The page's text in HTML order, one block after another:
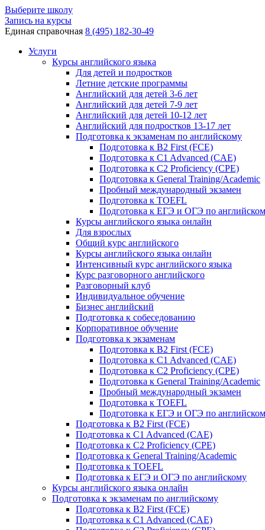
Выберите школу
Запись на курсы
Единая справочная 8 (495) 182-30-49
Услуги
Курсы английского языка
Для детей и подростков
Летние детские программы
Английский для детей 3-6 лет
Английский для детей 7-9 лет
Английский для детей 10-12 лет
Английский для подростков 13-17 лет
Подготовка к экзаменам по английскому
Подготовка к B2 First (FCE)
Подготовка к C1 Advanced (CAE)
Подготовка к C2 Proficiency (CPE)
Подготовка к General Training/Academic
Пробный международный экзамен
Подготовка к TOEFL
Подготовка к ЕГЭ и ОГЭ по
Курсы английского языка онлайн
Для взрослых
Общий курс английского
Курсы английского языка онлайн
Интенсивный курс английского языка
Курс разговорного английского
Разговорный клуб
Индивидуальное обучение
Бизнес английский
Подготовка к собеседованию
Корпоративное обучение
Подготовка к экзаменам
Подготовка к B2 First (FCE)
Подготовка к C1 Advanced (CAE)
Подготовка к C2 Proficiency (CPE)
Подготовка к General Training/Academic
Пробный международный экзамен
Подготовка к TOEFL
Подготовка к ЕГЭ и ОГЭ по
Подготовка к B2 First (FCE)
Подготовка к C1 Advanced (CAE)
Подготовка к C2 Proficiency (CPE)
Подготовка к General Training/Academic
Подготовка к TOEFL
Подготовка к ЕГЭ и ОГЭ по английскому
Курсы английского языка онлайн
Подготовка к экзаменам по английскому
Подготовка к B2 First (FCE)
Подготовка к C1 Advanced (CAE)